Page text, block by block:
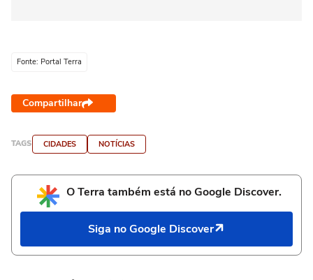
Fonte: Portal Terra
Compartilhar
TAGS CIDADES NOTÍCIAS
O Terra também está no Google Discover.
Siga no Google Discover